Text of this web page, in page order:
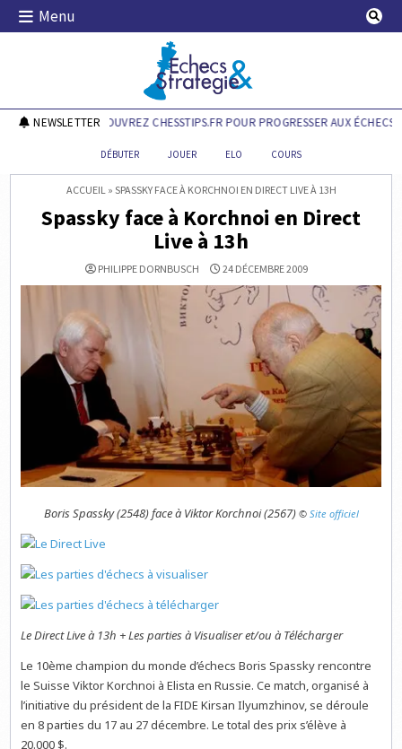
Skip
Menu
Echecs & Stratégie
NEWSLETTERDÉCOUVREZ CHESSTIPS.FR POUR PROGRESSER AUX ÉCHECS !
DÉBUTER JOUER ELO COURS
ACCUEIL» SPASSKY FACE À KORCHNOI EN DIRECT LIVE À 13H
Spassky face à Korchnoi en Direct
Live à 13h
PHILIPPE DORNBUSCH 24 DÉCEMBRE 2009
Boris Spassky (2548) face à Viktor Korchnoi (2567) © Site officiel
Le Direct Live à 13h + Les parties à Visualiser et/ou à Télécharger
Le 10ème champion du monde d’échecs Boris Spassky rencontre
le Suisse Viktor Korchnoi à Elista en Russie. Ce match, organisé à
l’initiative du président de la FIDE Kirsan Ilyumzhinov, se déroule
en 8 parties du 17 au 27 décembre. Le total des prix s’élève à
20.000 $.